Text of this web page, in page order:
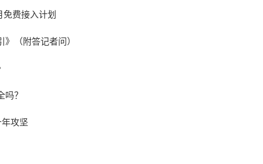
费接入计划
（附答记者问）
？
攻坚